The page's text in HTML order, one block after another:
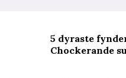
5 dyraste
Chockerande